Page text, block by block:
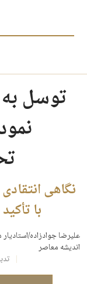
توسل
نگاهی
با
عليرضا جوادزاده/
انديشه معاصر